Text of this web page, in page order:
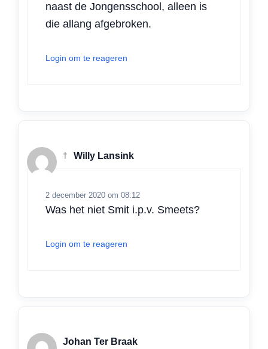
naast de Jongensschool, alleen is
die allang afgebroken.
Login om te reageren
† Willy Lansink
2 december 2020 om 08:12
Was het niet Smit i.p.v. Smeets?
Login om te reageren
Johan Ter Braak